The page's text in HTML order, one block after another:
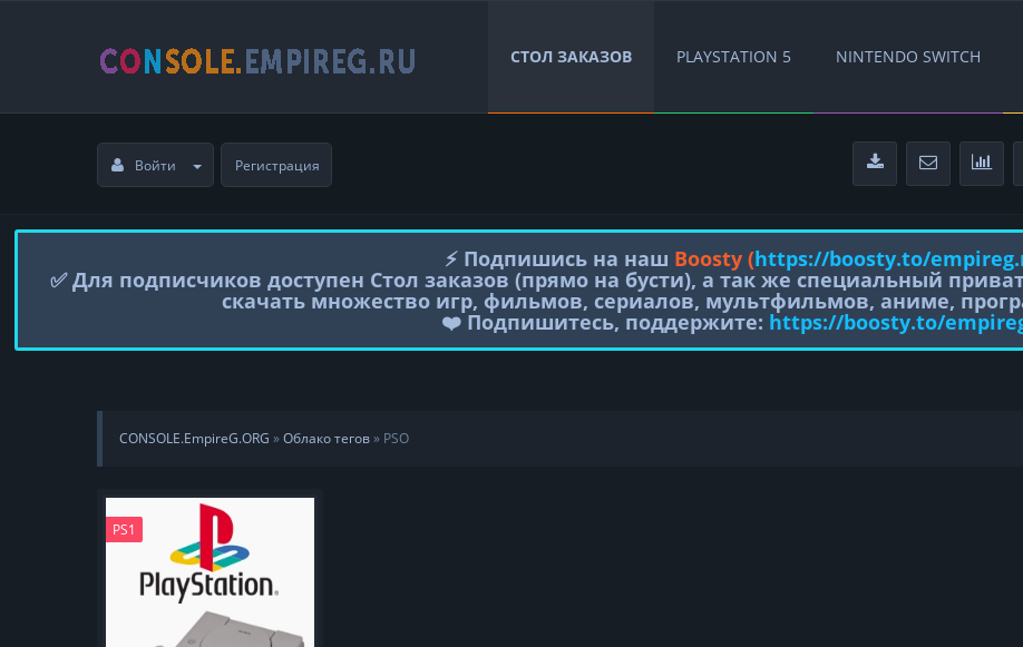
СТОЛ ЗАКАЗОВ PLAYSTATION 5 NINTENDO SWITCH
Войти Регистрация
⚡️ Подпишись на наш Boosty (https://boosty.to/
✅ Для подписчиков доступен Стол заказов (прямо на бусти), а так же специальный
скачать множество игр, фильмов, сериалов, мультфильмов, аниме,
❤️ Подпишитесь, поддержите: https://boosty.to/
CONSOLE.EmpireG.ORG »Облако тегов» PSO
PS1